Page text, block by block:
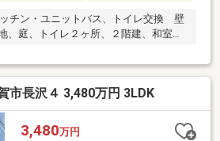
チン・ユニットバス、トイレ交換 壁
、庭、トイレ２ヶ所、２階建、和室、
市長沢４ 3,480万円 3LDK
3,480万円